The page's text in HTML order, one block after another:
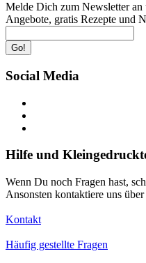
Melde Dich zum Newsletter
Angebote, gratis Rezepte und
Go!
Social Media
Hilfe und
Wenn Du noch Fragen hast,
Ansonsten kontaktiere uns
Kontakt
Häufig gestellte Fragen